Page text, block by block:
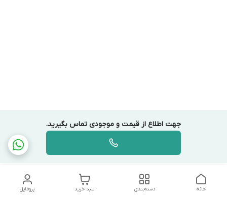
جهت اطلاع از قیمت و موجودی تماس بگیرید.
پروفایل سبد خرید دسته‌بندی خانه